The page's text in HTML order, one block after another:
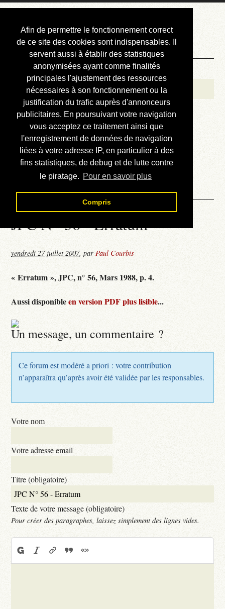
Afin de permettre le fonctionnement correct
de ce site des cookies sont indispensables. Il
servent aussi à établir des statistiques
anonymisées ayant comme finalités
principales l'ajustement des ressources
nécessaires à son fonctionnement ou la
justification du trafic auprès d'annonceurs
publicitaires. En poursuivant votre navigation
vous acceptez ce traitement ainsi que
l'enregistrement de données de navigation
liées à votre adresse IP, en particulier à des
fins statistiques, de debug et de lutte contre
le piratage. Pour en savoir plus
Compris
Courbis, « LE »
Blog Officiel
Bienvenue
Réalisations
Divers (et d’été)
Annonces
Liens externes
Téléchargement
Contact
JPC N° 56 - Erratum
vendredi 27 juillet 2007,parPaul Courbis
« Erratum », JPC, n° 56, Mars 1988, p. 4.
Aussi disponibleen version PDF plus lisible...
Un message, un commentaire ?
Ce forum est modéré a priori : votre contribution
n’apparaîtra qu’après avoir été validée par les responsables.
Votre nom
Votre adresse email
Titre (obligatoire)
Texte de votre message (obligatoire)
Pour créer des paragraphes, laissez simplement des lignes vides.